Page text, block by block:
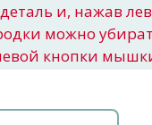
деталь и, нажав
можно
кнопки